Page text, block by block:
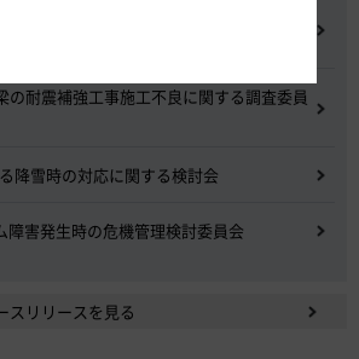
架橋 塗装塗替え工事による火災事故再発防
の耐震補強工事施工不良に関する調査委員
降雪時の対応に関する検討会
障害発生時の危機管理検討委員会
スリリースを見る